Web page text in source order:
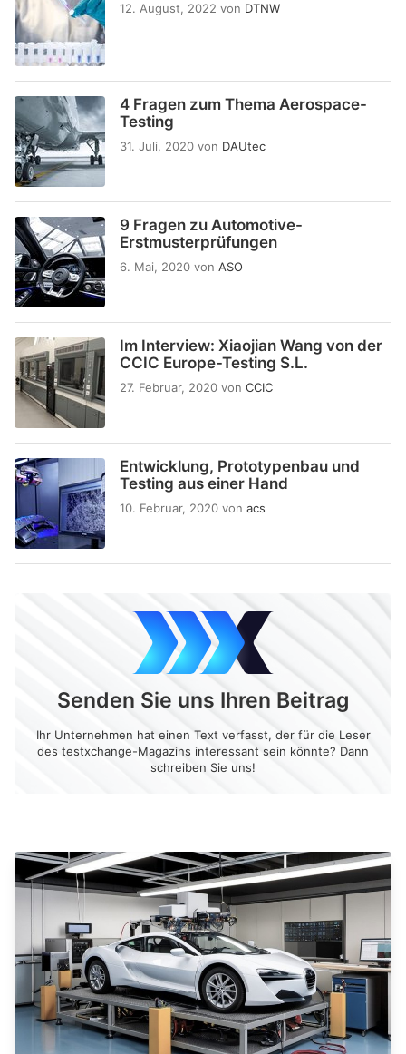
12. August, 2022 von DTNW
4 Fragen zum Thema Aerospace-
Testing
31. Juli, 2020 von DAUtec
9 Fragen zu Automotive-
Erstmusterprüfungen
6. Mai, 2020 von ASO
Im Interview: Xiaojian Wang von der
CCIC Europe-Testing S.L.
27. Februar, 2020 von CCIC
Entwicklung, Prototypenbau und
Testing aus einer Hand
10. Februar, 2020 von acs
Senden Sie uns Ihren Beitrag
Ihr Unternehmen hat einen Text verfasst, der für die Leser
des testxchange-Magazins interessant sein könnte? Dann
schreiben Sie uns!